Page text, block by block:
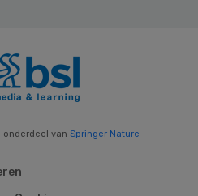
, onderdeel van Springer Nature